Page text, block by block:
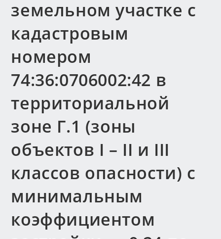
земельном участке с
кадастровым
номером
74:36:0706002:42 в
территориальной
зоне Г.1 (зоны
объектов I – II и III
классов опасности) с
минимальным
коэффициентом